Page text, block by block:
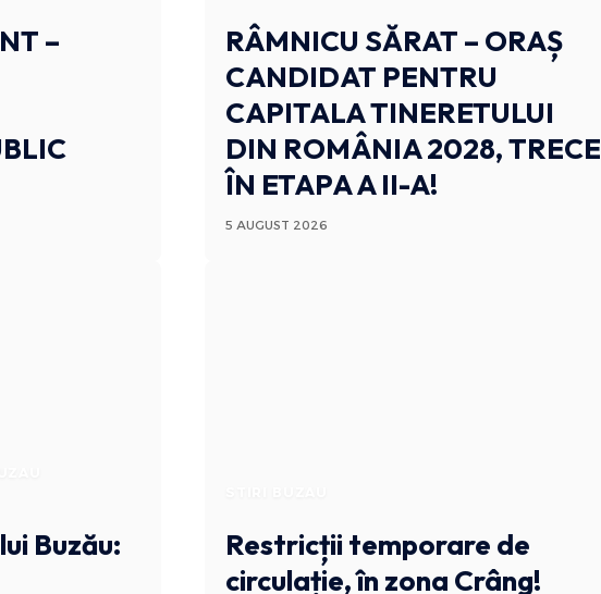
–
RÂMNICU SĂRAT – ORAȘ
CANDIDAT PENTRU
CAPITALA TINERETULUI
DIN ROMÂNIA 2028, TRECE
ÎN ETAPA A II-A!
5 AUGUST 2026
Buzău:
Restricții temporare de
circulație, în zona Crâng!